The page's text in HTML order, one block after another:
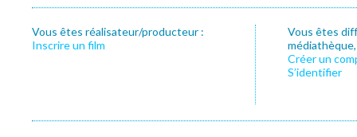
Vous êtes réalisateur/producteur :
Inscrire un film
Vous êtes
Créer un
S’identifier